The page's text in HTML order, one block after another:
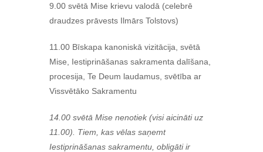
9.00 svētā Mise krievu valodā (celebrē
draudzes prāvests Ilmārs Tolstovs)
11.00 Bīskapa kanoniskā vizitācija, svētā
Mise, Iestiprināšanas sakramenta dalīšana,
procesija, Te Deum laudamus, svētība ar
Vissvētāko Sakramentu
14.00 svētā Mise nenotiek (visi aicināti uz
11.00). Tiem, kas vēlas saņemt
Iestiprināšanas sakramentu, obligāti ir